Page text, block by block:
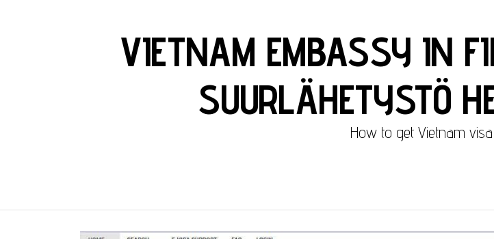
VIETNAM EMBASSY IN
SUURLÄHETYSTÖ
How to get Vietnam